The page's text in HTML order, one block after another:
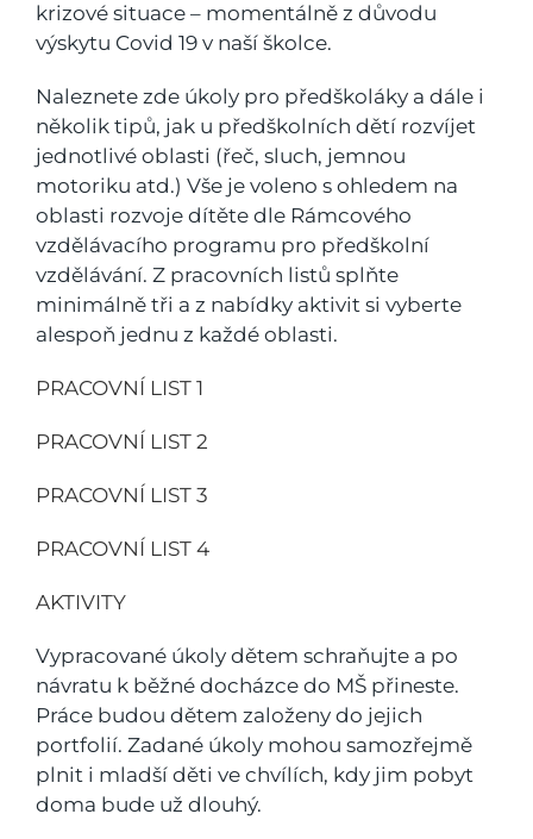
krizové situace – momentálně z důvodu
výskytu Covid 19 v naší školce.
Naleznete zde úkoly pro předškoláky a dále i
několik tipů, jak u předškolních dětí rozvíjet
jednotlivé oblasti (řeč, sluch, jemnou
motoriku atd.) Vše je voleno s ohledem na
oblasti rozvoje dítěte dle Rámcového
vzdělávacího programu pro předškolní
vzdělávání. Z pracovních listů splňte
minimálně tři a z nabídky aktivit si vyberte
alespoň jednu z každé oblasti.
PRACOVNÍ LIST 1
PRACOVNÍ LIST 2
PRACOVNÍ LIST 3
PRACOVNÍ LIST 4
AKTIVITY
Vypracované úkoly dětem schraňujte a po
návratu k běžné docházce do MŠ přineste.
Práce budou dětem založeny do jejich
portfolií. Zadané úkoly mohou samozřejmě
plnit i mladší děti ve chvílích, kdy jim pobyt
doma bude už dlouhý.